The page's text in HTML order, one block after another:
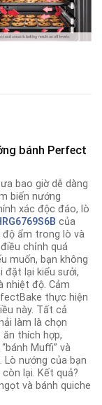
bánh Perfect
bao giờ dễ dàng
biến nướng
xác độc đáo, lò
Bcủa
độ ẩm trong lò và
chỉnh quá
muốn, bạn không
đặt lại kiểu sưởi,
nhiệt độ. Cảm
thực hiện
này. Tất cả
làm là chọn
thích hợp,
Muffi” và
Lò nướng của bạn
lại. Kết quả?
và bánh quiche